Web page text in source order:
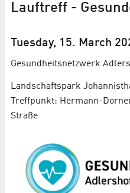
Lauftreff -
Tuesday, 15. March
Gesundheits­netzwerk
Landschaftspark
Treffpunkt: Hermann-
Straße